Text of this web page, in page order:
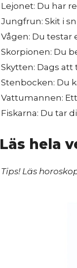
Lejonet: Du har
Jungfrun: Skit i
Vågen: Du testar
Skorpionen: Du
Skytten: Dags
Stenbocken: Du
Vattumannen:
Fiskarna: Du tar
Läs hela
Tips! Läs